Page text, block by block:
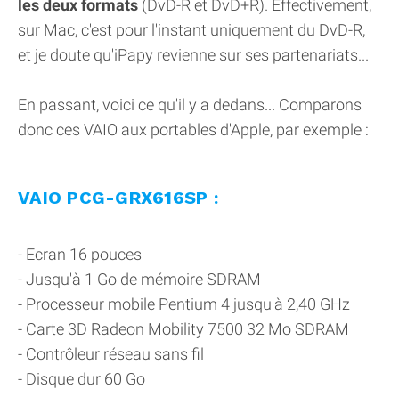
les deux formats (DvD-R et DvD+R). Effectivement,
sur Mac, c'est pour l'instant uniquement du DvD-R,
et je doute qu'iPapy revienne sur ses partenariats...
En passant, voici ce qu'il y a dedans... Comparons
donc ces VAIO aux portables d'Apple, par exemple :
VAIO PCG-GRX616SP :
- Ecran 16 pouces
- Jusqu'à 1 Go de mémoire SDRAM
- Processeur mobile Pentium 4 jusqu'à 2,40 GHz
- Carte 3D Radeon Mobility 7500 32 Mo SDRAM
- Contrôleur réseau sans fil
- Disque dur 60 Go